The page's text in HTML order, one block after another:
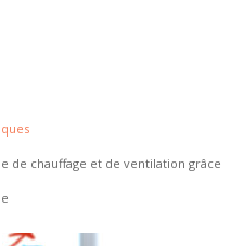
de chauffage et de ventilation grâce